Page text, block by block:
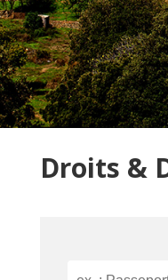
Droits &